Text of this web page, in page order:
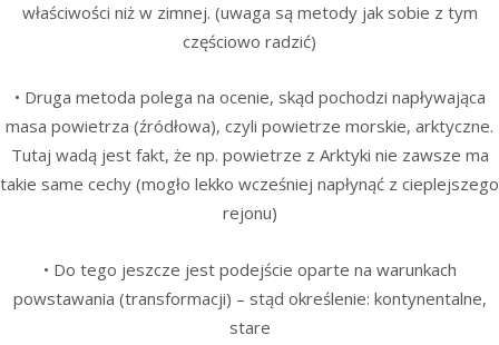
właściwości niż w zimnej. (uwaga są metody jak sobie z tym
częściowo radzić)
• Druga metoda polega na ocenie, skąd pochodzi napływająca
masa powietrza (źródłowa), czyli powietrze morskie, arktyczne.
Tutaj wadą jest fakt, że np. powietrze z Arktyki nie zawsze ma
takie same cechy (mogło lekko wcześniej napłynąć z cieplejszego
rejonu)
• Do tego jeszcze jest podejście oparte na warunkach
powstawania (transformacji) – stąd określenie: kontynentalne,
stare